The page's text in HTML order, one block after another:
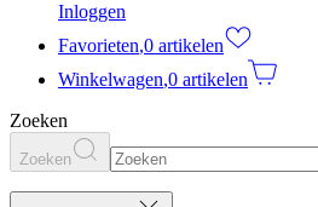
Inloggen
Favorieten,0 artikelen
Winkelwagen,0 artikelen
Zoeken
Zoeken